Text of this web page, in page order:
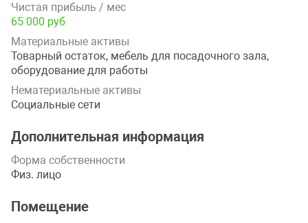
Чистая прибыль / мес
65 000 руб
Материальные активы
Товарный остаток, мебель для посадочного зала,
оборудование для работы
Нематериальные активы
Социальные сети
Дополнительная информация
Форма собственности
Физ. лицо
Помещение